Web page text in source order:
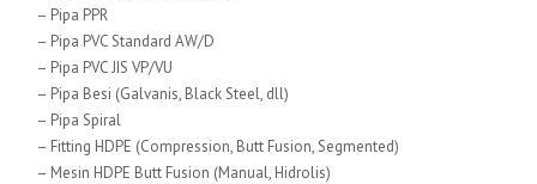
– Pipa PPR
– Pipa PVC Standard AW/D
– Pipa PVC JIS VP/VU
– Pipa Besi (Galvanis, Black Steel, dll)
– Pipa Spiral
– Fitting HDPE (Compression, Butt Fusion, Segmented)
– Mesin HDPE Butt Fusion (Manual, Hidrolis)